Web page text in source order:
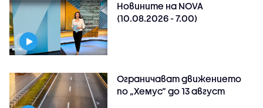
Новините на NOVA
(10.08.2026 - 7.00)
Ограничават движението
по „Хемус“ до 13 август